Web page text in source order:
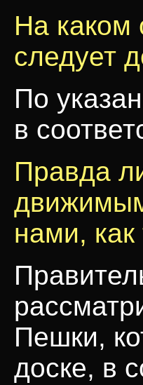
На каком
следует
По
в
Правда
нами,
Пешки,
доске, в